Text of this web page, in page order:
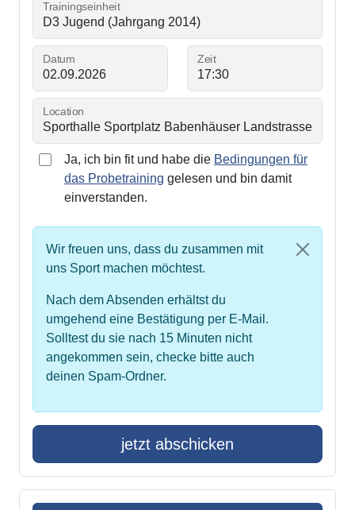
Trainingseinheit
Datum Zeit
Location
Ja, ich bin fit und habe die Bedingungen für
das Probetraining gelesen und bin damit
einverstanden.
Wir freuen uns, dass du zusammen mit
uns Sport machen möchtest.
Nach dem Absenden erhältst du
umgehend eine Bestätigung per E-Mail.
Solltest du sie nach 15 Minuten nicht
angekommen sein, checke bitte auch
deinen Spam-Ordner.
jetzt abschicken